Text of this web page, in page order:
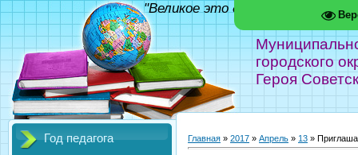
городского
Героя
"Великое это дело - школа!"
Год педагога Главная » 2017 » Апрель » 13 »